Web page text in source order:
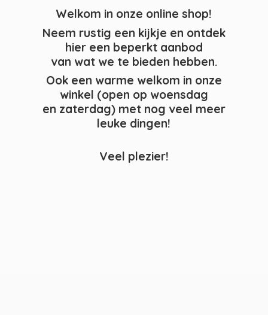
Welkom in onze online shop!
Neem rustig een kijkje en ontdek
hier een beperkt aanbod
van wat we te bieden hebben.
Ook een warme welkom in onze
winkel (open op woensdag
en zaterdag) met nog veel meer
leuke dingen!
Veel plezier!